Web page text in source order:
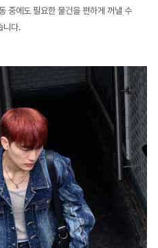
중에도 필요한 물건을 편하게 꺼낼 수
니다.